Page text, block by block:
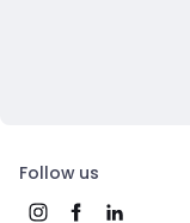
Follow us